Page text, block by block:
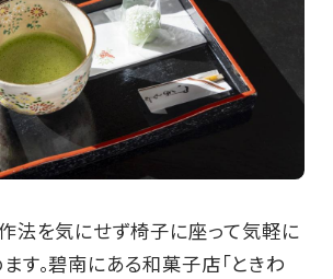
法を気にせず椅子に座って気軽に
す。碧南にある和菓子店「ときわ